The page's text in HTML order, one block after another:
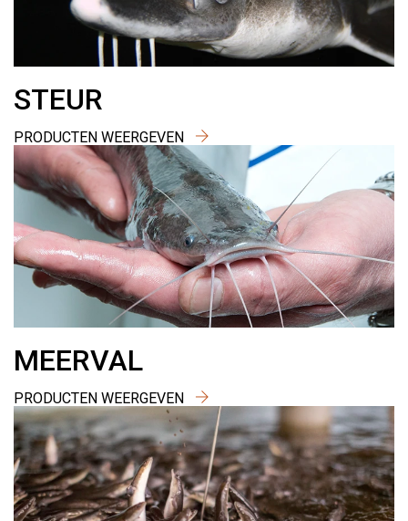
STEUR
PRODUCTEN WEERGEVEN
MEERVAL
PRODUCTEN WEERGEVEN